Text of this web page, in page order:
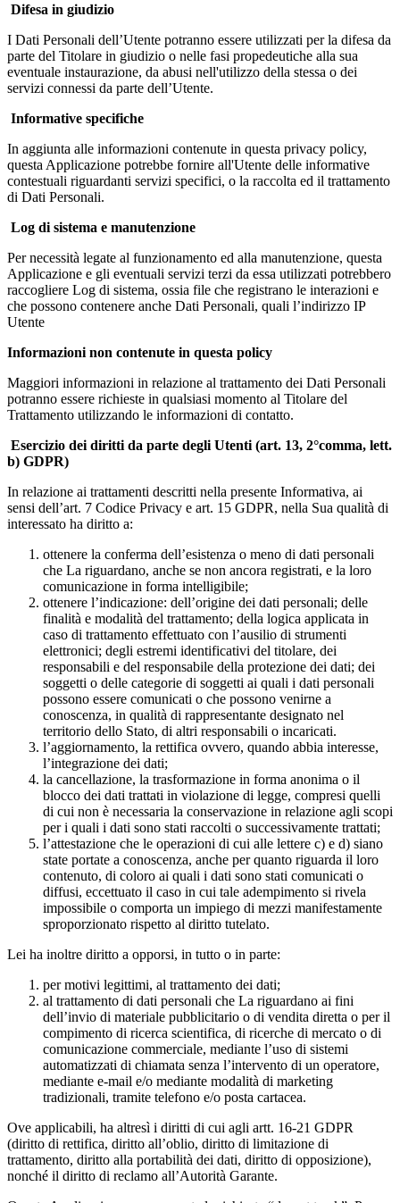
Difesa in giudizio
I Dati Personali dell’Utente potranno essere utilizzati per la difesa da
parte del Titolare in giudizio o nelle fasi propedeutiche alla sua
eventuale instaurazione, da abusi nell'utilizzo della stessa o dei
servizi connessi da parte dell’Utente.
Informative specifiche
In aggiunta alle informazioni contenute in questa privacy policy,
questa Applicazione potrebbe fornire all'Utente delle informative
contestuali riguardanti servizi specifici, o la raccolta ed il trattamento
di Dati Personali.
Log di sistema e manutenzione
Per necessità legate al funzionamento ed alla manutenzione, questa
Applicazione e gli eventuali servizi terzi da essa utilizzati potrebbero
raccogliere Log di sistema, ossia file che registrano le interazioni e
che possono contenere anche Dati Personali, quali l’indirizzo IP
Utente
Informazioni non contenute in questa policy
Maggiori informazioni in relazione al trattamento dei Dati Personali
potranno essere richieste in qualsiasi momento al Titolare del
Trattamento utilizzando le informazioni di contatto.
Esercizio dei diritti da parte degli Utenti (art. 13, 2°comma, lett.
b) GDPR)
In relazione ai trattamenti descritti nella presente Informativa, ai
sensi dell’art. 7 Codice Privacy e art. 15 GDPR, nella Sua qualità di
interessato ha diritto a:
ottenere la conferma dell’esistenza o meno di dati personali
che La riguardano, anche se non ancora registrati, e la loro
comunicazione in forma intelligibile;
ottenere l’indicazione: dell’origine dei dati personali; delle
finalità e modalità del trattamento; della logica applicata in
caso di trattamento effettuato con l’ausilio di strumenti
elettronici; degli estremi identificativi del titolare, dei
responsabili e del responsabile della protezione dei dati; dei
soggetti o delle categorie di soggetti ai quali i dati personali
possono essere comunicati o che possono venirne a
conoscenza, in qualità di rappresentante designato nel
territorio dello Stato, di altri responsabili o incaricati.
l’aggiornamento, la rettifica ovvero, quando abbia interesse,
l’integrazione dei dati;
la cancellazione, la trasformazione in forma anonima o il
blocco dei dati trattati in violazione di legge, compresi quelli
di cui non è necessaria la conservazione in relazione agli scopi
per i quali i dati sono stati raccolti o successivamente trattati;
l’attestazione che le operazioni di cui alle lettere c) e d) siano
state portate a conoscenza, anche per quanto riguarda il loro
contenuto, di coloro ai quali i dati sono stati comunicati o
diffusi, eccettuato il caso in cui tale adempimento si rivela
impossibile o comporta un impiego di mezzi manifestamente
sproporzionato rispetto al diritto tutelato.
Lei ha inoltre diritto a opporsi, in tutto o in parte:
per motivi legittimi, al trattamento dei dati;
al trattamento di dati personali che La riguardano ai fini
dell’invio di materiale pubblicitario o di vendita diretta o per il
compimento di ricerca scientifica, di ricerche di mercato o di
comunicazione commerciale, mediante l’uso di sistemi
automatizzati di chiamata senza l’intervento di un operatore,
mediante e-mail e/o mediante modalità di marketing
tradizionali, tramite telefono e/o posta cartacea.
Ove applicabili, ha altresì i diritti di cui agli artt. 16-21 GDPR
(diritto di rettifica, diritto all’oblio, diritto di limitazione di
trattamento, diritto alla portabilità dei dati, diritto di opposizione),
nonché il diritto di reclamo all’Autorità Garante.